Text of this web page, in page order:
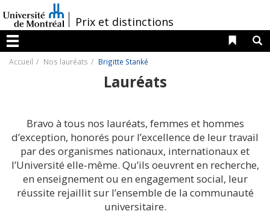
au
contenu
/Prix et distinctions
Menu
Liens
Accueil Nos lauréats Brigitte Stanké
Lauréats
Bravo à tous nos lauréats, femmes et hommes
d’exception, honorés pour l’excellence de leur travail
par des organismes nationaux, internationaux et
l’Université elle-même. Qu’ils oeuvrent en recherche,
en enseignement ou en engagement social, leur
réussite rejaillit sur l’ensemble de la communauté
universitaire.